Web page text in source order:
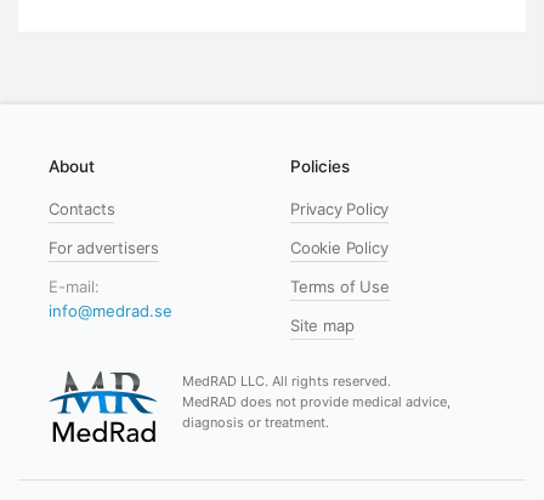
About
Contacts
For advertisers
E-mail:
info@medrad.se
Policies
Privacy Policy
Cookie Policy
Terms of Use
Site map
MedRAD LLC. All rights reserved.
MedRAD does not provide medical advice,
diagnosis or treatment.